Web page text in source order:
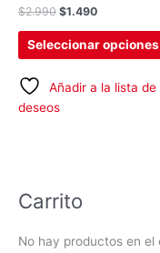
$2.990 $1.490
Seleccionar opciones
Añadir a la lista de
deseos
Carrito
No hay productos en el